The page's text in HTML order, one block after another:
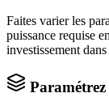
Faites varier les
puissance requise
investissement